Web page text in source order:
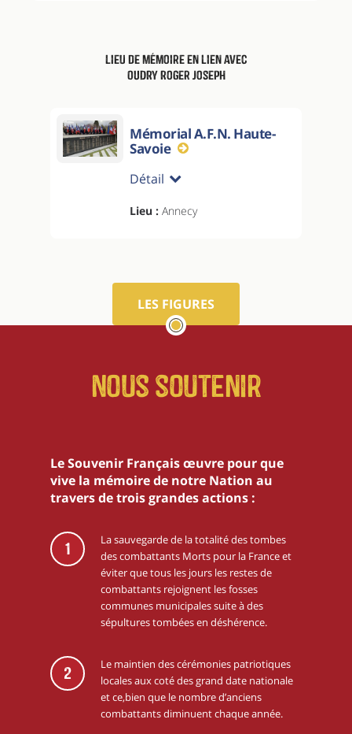
Lieu de mémoire en lien avec
OUDRY Roger Joseph
Mémorial A.F.N. Haute-
Savoie
Détail
Lieu : Annecy
LES FIGURES
Nous soutenir
Le Souvenir Français œuvre pour que
vive la mémoire de notre Nation au
travers de trois grandes actions :
1
La sauvegarde de la totalité des tombes
des combattants Morts pour la France et
éviter que tous les jours les restes de
combattants rejoignent les fosses
communes municipales suite à des
sépultures tombées en déshérence.
2
Le maintien des cérémonies patriotiques
locales aux coté des grand date nationale
et ce,bien que le nombre d’anciens
combattants diminuent chaque année.